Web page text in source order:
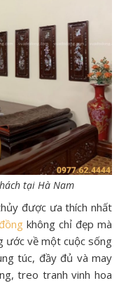
tại Hà Nam
được ưa thích nhất
không chỉ đẹp mà
ước về một cuộc sống
túc, đầy đủ và may
treo tranh vinh hoa